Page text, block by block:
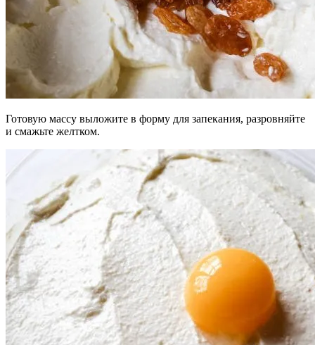
Готовую массу выложите в форму для запекания, разровняйте
и смажьте желтком.